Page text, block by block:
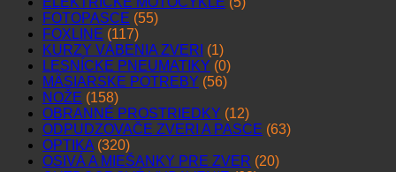
FOTOPASCE (55)
FOXLINE (117)
KURZY VÁBENIA ZVERI (1)
LESNÍCKE PNEUMATIKY (0)
MÄSIARSKE POTREBY (56)
NOŽE (158)
OBRANNÉ PROSTRIEDKY (12)
ODPUDZOVAČE ZVERI A PASCE (63)
OPTIKA (320)
OSIVÁ A MIEŠANKY PRE ZVER (20)